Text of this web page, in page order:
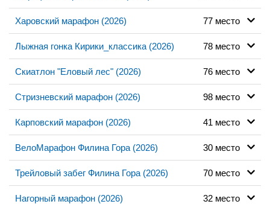
Харовский марафон (2026) 77 место
Лыжная гонка Кирики_классика (2026) 78 место
Скиатлон "Еловый лес" (2026) 76 место
Стризневский марафон (2026) 98 место
Карповский марафон (2026) 41 место
ВелоМарафон Филина Гора (2026) 30 место
Трейловый забег Филина Гора (2026) 70 место
Нагорный марафон (2026) 32 место